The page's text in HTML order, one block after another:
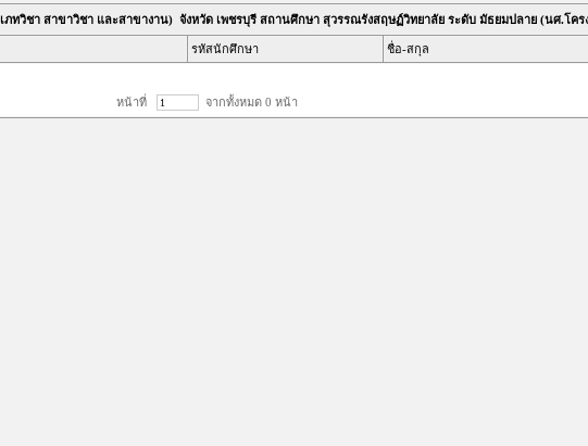
วิชา สาขาวิชา และสาขางาน) จังหวัด เพชรบุรี สถานศึกษา สุวรรณรังสฤษฏ์วิทยาลัย ระดับ มัธยมปลาย (นศ.โคร
รหัสนักศึกษา ชื่อ-สกุล
หน้าที่
จากทั้งหมด 0 หน้า